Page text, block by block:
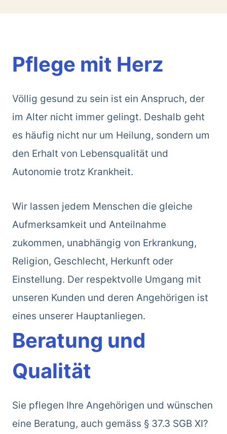
Pflege mit Herz
Völlig gesund zu sein ist ein Anspruch, der
im Alter nicht immer gelingt. Deshalb geht
es häufig nicht nur um Heilung, sondern um
den Erhalt von Lebensqualität und
Autonomie trotz Krankheit.
Wir lassen jedem Menschen die gleiche
Aufmerksamkeit und Anteilnahme
zukommen, unabhängig von Erkrankung,
Religion, Geschlecht, Herkunft oder
Einstellung. Der respektvolle Umgang mit
unseren Kunden und deren Angehörigen ist
eines unserer Hauptanliegen.
Beratung und
Qualität
Sie pflegen Ihre Angehörigen und wünschen
eine Beratung, auch gemäss § 37.3 SGB XI?